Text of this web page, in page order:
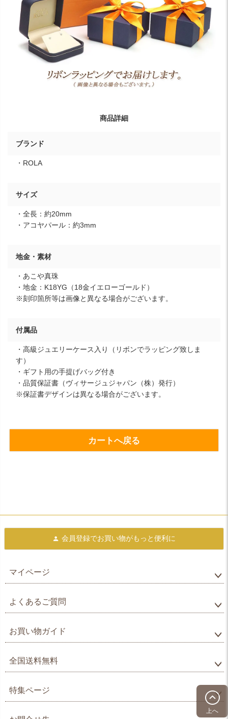
商品詳細
ブランド
・ROLA
サイズ
・全長：約20mm
・アコヤパール：約3mm
地金・素材
・あこや真珠
・地金：K18YG（18金イエローゴールド）
※刻印箇所等は画像と異なる場合がございます。
付属品
・高級ジュエリーケース入り（リボンでラッピング致しま
す）
・ギフト用の手提げバッグ付き
・品質保証書（ヴィサージュジャパン（株）発行）
※保証書デザインは異なる場合がございます。
カートへ戻る
上へ
会員登録でお買い物がもっと便利に
マイページ
よくあるご質問
お買い物ガイド
全国送料無料
特集ページ